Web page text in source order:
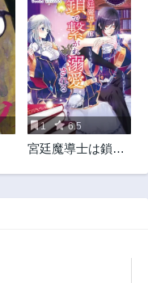
話
前
話
前
話
話
話
1 6.5
宮廷魔導士は鎖で